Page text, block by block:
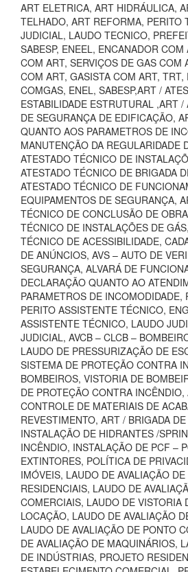
ART ELETRICA, ART HIDRÁULICA,
TELHADO, ART REFORMA, PERITO
JUDICIAL, LAUDO TECNICO,
SABESP, ENEEL, ENCANADOR
COM ART, SERVIÇOS DE GAS COM
COM ART, GASISTA COM ART, TRT,
COMGAS, ENEL, SABESP,ART /
ESTABILIDADE ESTRUTURAL ,ART
DE SEGURANÇA DE EDIFICAÇÃO,
QUANTO AOS PARAMETROS DE
MANUTENÇÃO DA REGULARIDADE
ATESTADO TÉCNICO DE
ATESTADO TÉCNICO DE BRIGADA
ATESTADO TÉCNICO DE
EQUIPAMENTOS DE SEGURANÇA,
TÉCNICO DE CONCLUSÃO DE
TÉCNICO DE INSTALAÇÕES DE
TÉCNICO DE ACESSIBILIDADE,
DE ANÚNCIOS, AVS – AUTO DE
SEGURANÇA, ALVARÁ DE
DECLARAÇÃO QUANTO AO
PARAMETROS DE INCOMODIDADE,
PERITO ASSISTENTE TÉCNICO,
ASSISTENTE TÉCNICO, LAUDO
JUDICIAL, AVCB – CLCB –
LAUDO DE PRESSURIZAÇÃO DE
SISTEMA DE PROTEÇÃO CONTRA
BOMBEIROS, VISTORIA DE
DE PROTEÇÃO CONTRA
CONTROLE DE MATERIAIS DE
REVESTIMENTO, ART / BRIGADA
INSTALAÇÃO DE HIDRANTES /
INCÊNDIO, INSTALAÇÃO DE PCF –
EXTINTORES, POLÍTICA DE
IMÓVEIS, LAUDO DE AVALIAÇÃO
RESIDENCIAIS, LAUDO DE
COMERCIAIS, LAUDO DE VISTORIA
LOCAÇÃO, LAUDO DE AVALIAÇÃO
LAUDO DE AVALIAÇÃO DE PONTO
DE AVALIAÇÃO DE MAQUINÁRIOS,
DE INDÚSTRIAS, PROJETO